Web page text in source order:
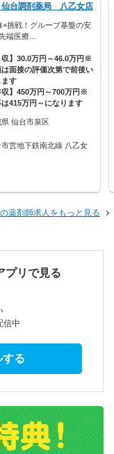
台調剤薬局 八乙女店
×挑戦！グループ基盤の安
端医療…
収】30.0万円～46.0万円※
は面接の評価次第で前後い
ます
収】450万円～700万円※
415万円～になります
仙台市泉区
市営地下鉄南北線 八乙女
薬剤師求人をもっと見る
プリで見る
信中
する